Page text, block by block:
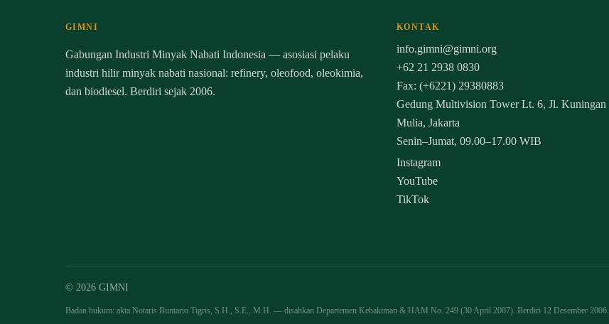
GIMNI
Gabungan Industri Minyak Nabati Indonesia — asosiasi pelaku
industri hilir minyak nabati nasional: refinery, oleofood, oleokimia,
dan biodiesel. Berdiri sejak 2006.
KONTAK
info.gimni@gimni.org
+62 21 2938 0830
Fax: (+6221) 29380883
Gedung Multivision Tower Lt. 6, Jl. Kuningan
Mulia, Jakarta
Senin–Jumat, 09.00–17.00 WIB
Instagram
YouTube
TikTok
© 2026 GIMNI
Badan hukum: akta Notaris Buntario Tigris, S.H., S.E., M.H. — disahkan Departemen Kehakiman & HAM No. 249 (30 April 2007). Berdiri 12 Desember 2006.